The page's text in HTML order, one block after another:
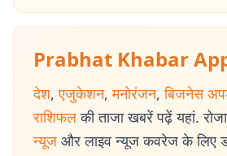
Prabhat Khabar
देश, एजुकेशन, मनोरंजन, बिजनेस
राशिफल की ताजा खबरें पढ़ें यहां.
न्यूज और लाइव न्यूज कवरेज के लिए